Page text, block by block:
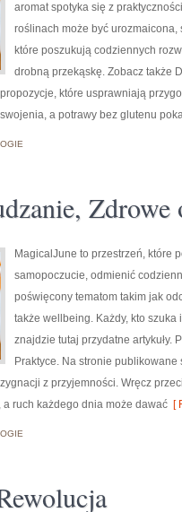
aromat spotyka się z
roślinach może być urozmaicona,
które poszukują codziennych
drobną przekąskę. Zobacz także
które usprawniają
a potrawy bez glutenu
Zdrowe
MagicalJune to przestrzeń, które
samopoczucie, odmienić
poświęcony tematom takim jak
także wellbeing. Każdy, kto
znajdzie tutaj przydatne artykuły.
Praktyce. Na stronie publikowane
z przyjemności. Wręcz
ruch każdego dnia może dawać [